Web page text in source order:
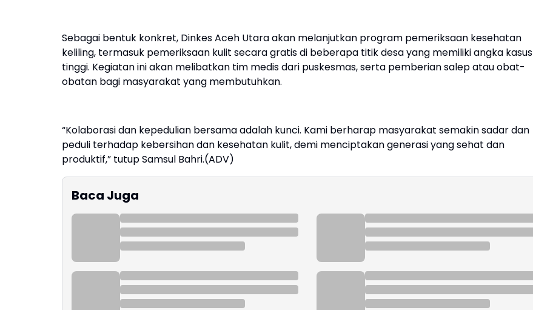
Sebagai bentuk konkret, Dinkes Aceh Utara akan melanjutkan program pemeriksaan kesehatan
keliling, termasuk pemeriksaan kulit secara gratis di beberapa titik desa yang memiliki angka kasus
tinggi. Kegiatan ini akan melibatkan tim medis dari puskesmas, serta pemberian salep atau obat-
obatan bagi masyarakat yang membutuhkan.
“Kolaborasi dan kepedulian bersama adalah kunci. Kami berharap masyarakat semakin sadar dan
peduli terhadap kebersihan dan kesehatan kulit, demi menciptakan generasi yang sehat dan
produktif,” tutup Samsul Bahri.(ADV)
Baca Juga